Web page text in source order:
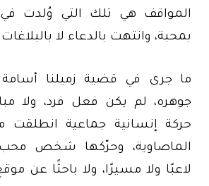
المواقف هي تلك التي وُلدت
بمحبة، وانتهت بالدعاء لا
ما جرى في قضية زميلنا أسامة
جوهره، لم يكن فعل فرد، ولا
حركة إنسانية جماعية انطلقت
الماصاوية، وحرّكها شخص
لاعبًا ولا مسيرًا، ولا باحثًا عن